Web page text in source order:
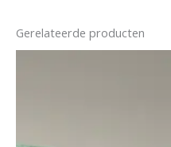
Gerelateerde producten